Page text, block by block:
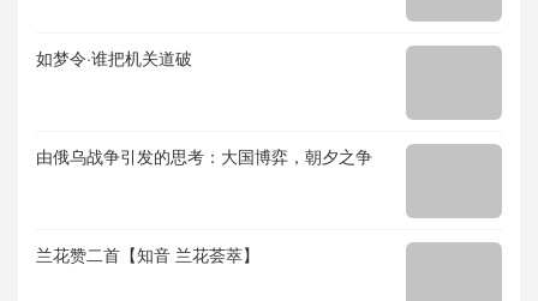
如梦令·谁把机关道破
由俄乌战争引发的思考：大国博弈，朝夕之争
兰花赞二首【知音 兰花荟萃】